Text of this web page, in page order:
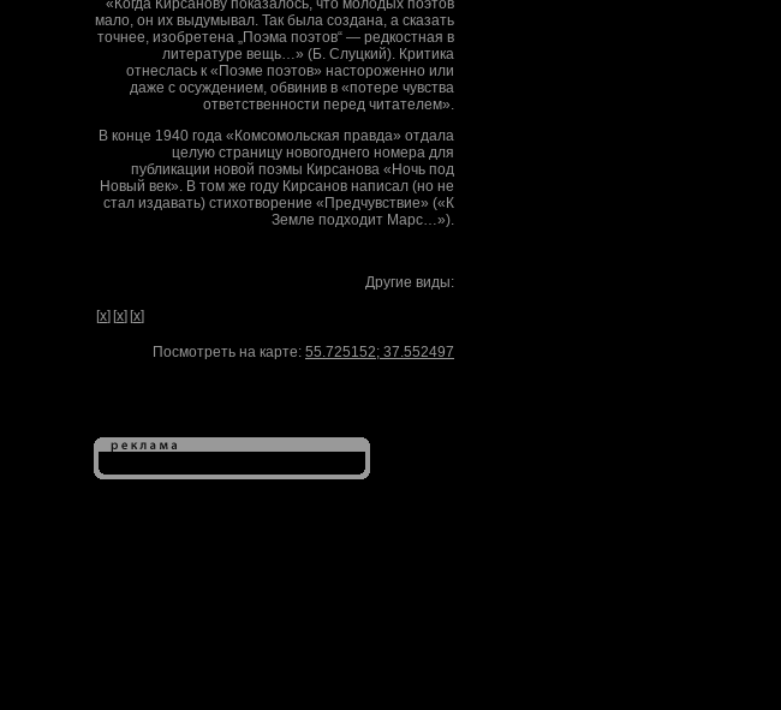
«Когда Кирсанову показалось, что молодых поэтов
мало, он их выдумывал. Так была создана, а сказать
точнее, изобретена „Поэма поэтов“ — редкостная в
литературе вещь…» (Б. Слуцкий). Критика
отнеслась к «Поэме поэтов» настороженно или
даже с осуждением, обвинив в «потере чувства
ответственности перед читателем».
В конце 1940 года «Комсомольская правда» отдала
целую страницу новогоднего номера для
публикации новой поэмы Кирсанова «Ночь под
Новый век». В том же году Кирсанов написал (но не
стал издавать) стихотворение «Предчувствие» («К
Земле подходит Марс…»).
Другие виды:
[x] [x] [x]
Посмотреть на карте: 55.725152; 37.552497